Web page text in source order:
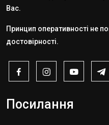
Вас.
Принцип оперативності не
достовірності.
Посилання